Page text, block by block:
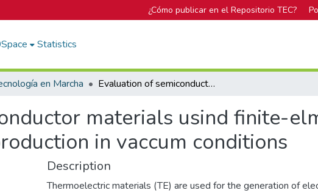
¿Cómo publicar en el Repositorio TEC?
Statistics
en Marcha Evaluation of semiconductor materials usind finite-elments simulation for thermoelectric production in vaccum conditions
materials usind finite-
in vaccum conditions
Description
Thermoelectric materials (TE) are used for the generation of